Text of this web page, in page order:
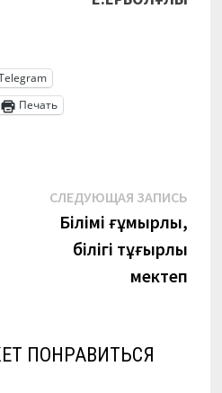
Печать
СЛЕДУЮЩАЯ ЗАПИСЬ
Білімі ғұмырлы,
білігі тұғырлы
мектеп
ПОНРАВИТЬСЯ